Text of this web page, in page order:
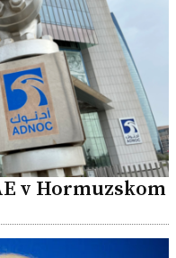
v Hormuzskom